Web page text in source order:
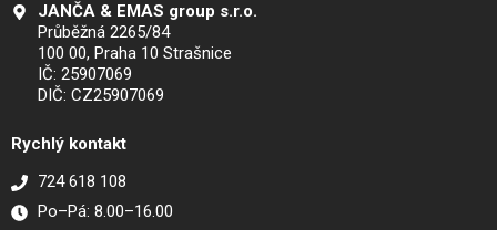
JANČA & EMAS group s.r.o.
Průběžná 2265/84
100 00, Praha 10 Strašnice
IČ: 25907069
DIČ: CZ25907069
Rychlý kontakt
724 618 108
Po–Pá: 8.00–16.00